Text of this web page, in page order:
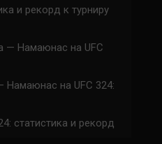
и рекорд к турниру
— Намаюнас на UFC
Намаюнас на UFC 324:
статистика и рекорд